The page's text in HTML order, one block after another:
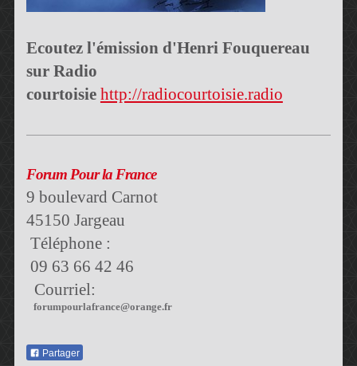
Ecoutez l'émission d'Henri Fouquereau
sur Radio
courtoisie http://radiocourtoisie.radio
Forum Pour la France
9 boulevard Carnot
45150 Jargeau
Téléphone :
09 63 66 42 46
Courriel:
forumpourlafrance@orange.fr
Partager